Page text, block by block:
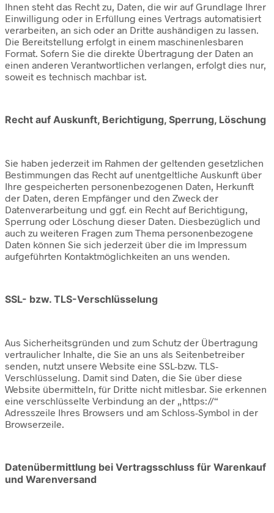
Ihnen steht das Recht zu, Daten, die wir auf Grundlage Ihrer
Einwilligung oder in Erfüllung eines Vertrags automatisiert
verarbeiten, an sich oder an Dritte aushändigen zu lassen.
Die Bereitstellung erfolgt in einem maschinenlesbaren
Format. Sofern Sie die direkte Übertragung der Daten an
einen anderen Verantwortlichen verlangen, erfolgt dies nur,
soweit es technisch machbar ist.
Recht auf Auskunft, Berichtigung, Sperrung, Löschung
Sie haben jederzeit im Rahmen der geltenden gesetzlichen
Bestimmungen das Recht auf unentgeltliche Auskunft über
Ihre gespeicherten personenbezogenen Daten, Herkunft
der Daten, deren Empfänger und den Zweck der
Datenverarbeitung und ggf. ein Recht auf Berichtigung,
Sperrung oder Löschung dieser Daten. Diesbezüglich und
auch zu weiteren Fragen zum Thema personenbezogene
Daten können Sie sich jederzeit über die im Impressum
aufgeführten Kontaktmöglichkeiten an uns wenden.
SSL- bzw. TLS-Verschlüsselung
Aus Sicherheitsgründen und zum Schutz der Übertragung
vertraulicher Inhalte, die Sie an uns als Seitenbetreiber
senden, nutzt unsere Website eine SSL-bzw. TLS-
Verschlüsselung. Damit sind Daten, die Sie über diese
Website übermitteln, für Dritte nicht mitlesbar. Sie erkennen
eine verschlüsselte Verbindung an der „https://“
Adresszeile Ihres Browsers und am Schloss-Symbol in der
Browserzeile.
Datenübermittlung bei Vertragsschluss für Warenkauf
und Warenversand